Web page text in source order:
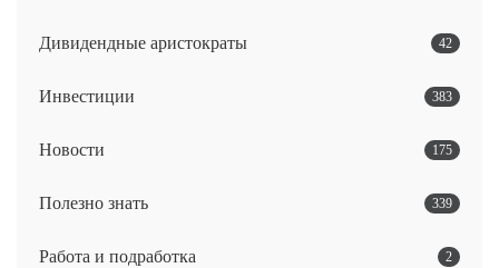
Дивидендные аристократы 42
Инвестиции 383
Новости 175
Полезно знать 339
Работа и подработка 2